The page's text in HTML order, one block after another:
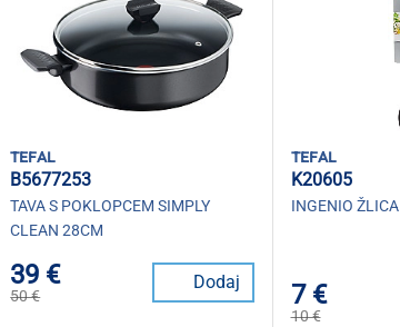
tefal
B5677253
TAVA S POKLOPCEM SIMPLY
CLEAN 28CM
39 €
50 €
Dodaj
tefal
K20605
INGENIO ŽLICA
7 €
10 €